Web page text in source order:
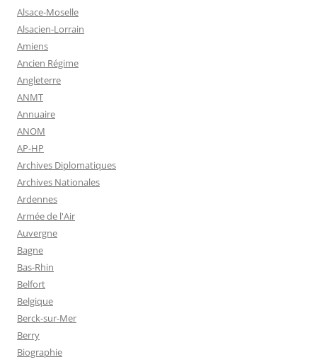
Alsace-Moselle
Alsacien-Lorrain
Amiens
Ancien Régime
Angleterre
ANMT
Annuaire
ANOM
AP-HP
Archives Diplomatiques
Archives Nationales
Ardennes
Armée de l'Air
Auvergne
Bagne
Bas-Rhin
Belfort
Belgique
Berck-sur-Mer
Berry
Biographie